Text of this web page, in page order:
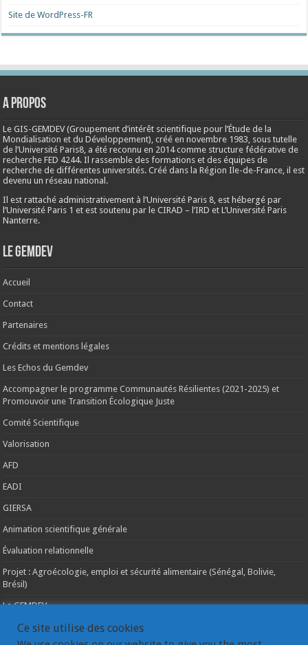
Site de WordPress-FR
A propos
Le GIS-GEMDEV (Groupement d’intérêt scientifique pour l’Étude de la
Mondialisation et du Développement), créé ennovembre 1983, sous tutelle
de l’Université Paris8, a été reconnu en 2014 comme structure fédérative de
recherche FED 4244. Il rassemble des formations et des équipes de
recherche de différentes universités. Créé dans la Région Ile-de-France, il est
devenu un réseau national.
Il est rattaché administrativement à l’Université Paris 8, est hébergé par
l’Université Paris 1 et est soutenu par le CIRAD – l’IRD et L’Université Paris
Nanterre.
Le Gemdev
Accueil
Contact
Partenaires
Crédits et mentions légales
Les Echos du Gemdev
Accompagner le programme Communautés Résilientes (2021-2025) et
Promouvoir une Transition Écologique Juste
Comité Scientifique
Valorisation
AFD
EADI
GIERSA
Animation scientifique générale
Évaluation relationnelle
Projet : Agroécologie, emploi et sécurité alimentaire (Sénégal, Bolivie,
Brésil)
Le GEMDEV
La pluridisciplinarité
Ce site utilise des cookies